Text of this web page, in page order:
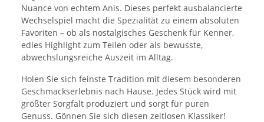
Nuance von echtem Anis. Dieses perfekt ausbalancierte
Wechselspiel macht die Spezialität zu einem absoluten
Favoriten – ob als nostalgisches Geschenk für Kenner,
edles Highlight zum Teilen oder als bewusste,
abwechslungsreiche Auszeit im Alltag.
Holen Sie sich feinste Tradition mit diesem besonderen
Geschmackserlebnis nach Hause. Jedes Stück wird mit
größter Sorgfalt produziert und sorgt für puren
Genuss. Gönnen Sie sich diesen zeitlosen Klassiker!